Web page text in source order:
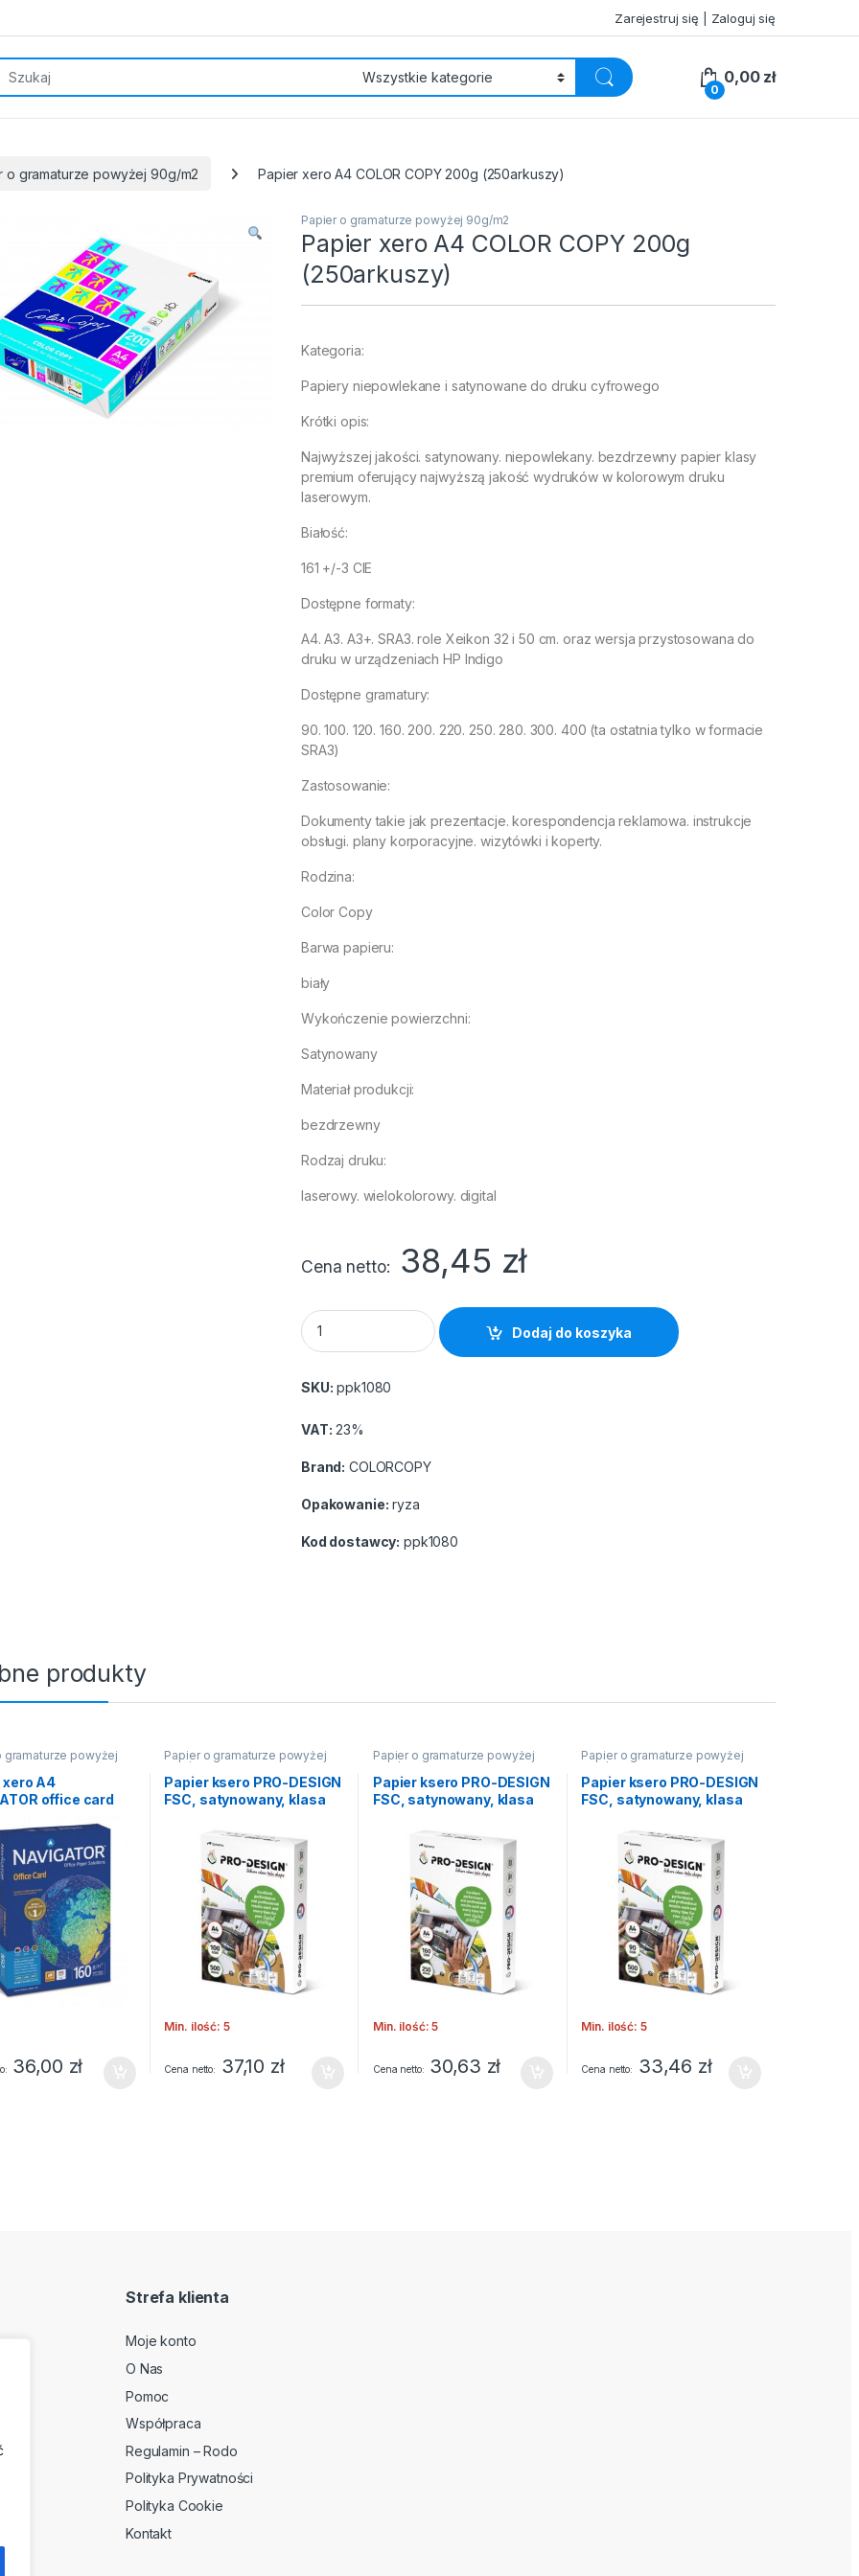
Zarejestruj się | Zaloguj się
for:
0
0,00 zł
o gramaturze powyżej 90g/m2 Papier xero A4 COLOR COPY 200g (250arkuszy)
Papier o gramaturze powyżej 90g/m2
Papier xero A4 COLOR COPY 200g
(250arkuszy)
Kategoria:
Papiery niepowlekane i satynowane do druku cyfrowego
Krótki opis:
Najwyższej jakości. satynowany. niepowlekany. bezdrzewny papier klasy
premium oferujący najwyższą jakość wydruków w kolorowym druku
laserowym.
Białość:
161 +/-3 CIE
Dostępne formaty:
A4. A3. A3+. SRA3. role Xeikon 32 i 50 cm. oraz wersja przystosowana do
druku w urządzeniach HP Indigo
Dostępne gramatury:
90. 100. 120. 160. 200. 220. 250. 280. 300. 400 (ta ostatnia tylko w formacie
SRA3)
Zastosowanie:
Dokumenty takie jak prezentacje. korespondencja reklamowa. instrukcje
obsługi. plany korporacyjne. wizytówki i koperty.
Rodzina:
Color Copy
Barwa papieru:
biały
Wykończenie powierzchni:
Satynowany
Materiał produkcji:
bezdrzewny
Rodzaj druku:
laserowy. wielokolorowy. digital
Cena netto 38,45 zł
Papier xero A4 COLOR COPY 200g (250arkuszy) quantity
Dodaj do koszyka
SKU: ppk1080
VAT: 23%
Brand: COLORCOPY
Opakowanie: ryza
Kod dostawcy: ppk1080
produkty
gramaturze powyżej
xero A4
office card
36,00 zł
Papier o gramaturze powyżej
90g/m2
Papier ksero PRO-DESIGN
FSC, satynowany, klasa
Min. ilość: 5
Cena netto 37,10 zł
Papier o gramaturze powyżej
90g/m2
Papier ksero PRO-DESIGN
FSC, satynowany, klasa
Min. ilość: 5
Cena netto 30,63 zł
Papier o gramaturze powyżej
90g/m2
Papier ksero PRO-DESIGN
FSC, satynowany, klasa
Min. ilość: 5
Cena netto 33,46 zł
Strefa klienta
Moje konto
O Nas
Pomoc
Współpraca
Regulamin – Rodo
Polityka Prywatności
Polityka Cookie
Kontakt